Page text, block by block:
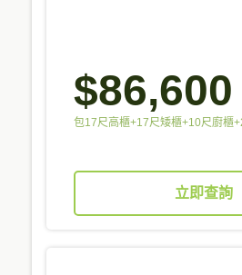
$86,600
包17尺高櫃+17尺矮櫃+10尺廚櫃
立即查詢